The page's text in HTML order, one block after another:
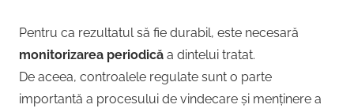
Pentru ca rezultatul să fie durabil, este necesară
monitorizarea periodică a dintelui tratat.
De aceea, controalele regulate sunt o parte
importantă a procesului de vindecare și menținere a